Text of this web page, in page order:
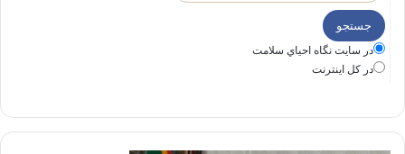
در سايت نگاه احياي سلامت
در كل اينترنت